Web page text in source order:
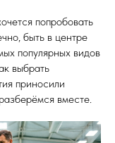
попробовать
быть в центре
популярных видов
выбрать
приносили
вместе.